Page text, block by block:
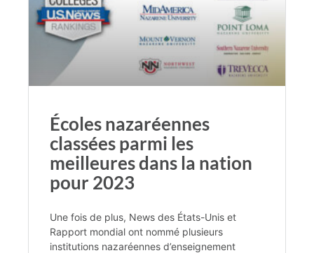
Écoles nazaréennes
classées parmi les
meilleures dans la nation
pour 2023
Une fois de plus, News des États-Unis et
Rapport mondial ont nommé plusieurs
institutions nazaréennes d’enseignement